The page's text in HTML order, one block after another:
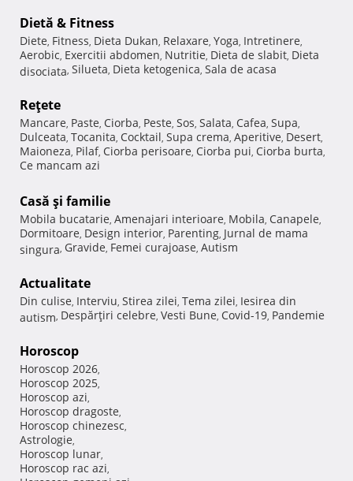
Dietă & Fitness
Diete, Fitness, Dieta Dukan, Relaxare, Yoga, Intretinere,
Aerobic, Exercitii abdomen, Nutritie, Dieta de slabit, Dieta
disociata, Silueta, Dieta ketogenica, Sala de acasa
Reţete
Mancare, Paste, Ciorba, Peste, Sos, Salata, Cafea, Supa,
Dulceata, Tocanita, Cocktail, Supa crema, Aperitive, Desert,
Maioneza, Pilaf, Ciorba perisoare, Ciorba pui, Ciorba burta,
Ce mancam azi
Casă şi familie
Mobila bucatarie, Amenajari interioare, Mobila, Canapele,
Dormitoare, Design interior, Parenting, Jurnal de mama
singura, Gravide, Femei curajoase, Autism
Actualitate
Din culise, Interviu, Stirea zilei, Tema zilei, Iesirea din
autism, Despărţiri celebre, Vesti Bune, Covid-19, Pandemie
Horoscop
Horoscop 2026,
Horoscop 2025,
Horoscop azi,
Horoscop dragoste,
Horoscop chinezesc,
Astrologie,
Horoscop lunar,
Horoscop rac azi,